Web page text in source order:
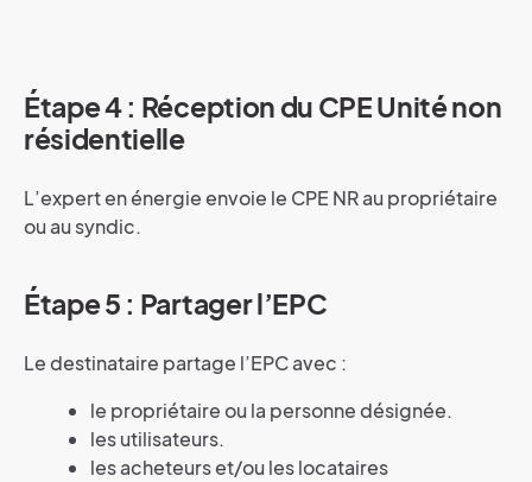
Étape 4 : Réception du CPE Unité non
résidentielle
L’expert en énergie envoie le CPE NR au propriétaire
ou au syndic.
Étape 5 : Partager l’EPC
Le destinataire partage l’EPC avec :
le propriétaire ou la personne désignée.
les utilisateurs.
les acheteurs et/ou les locataires